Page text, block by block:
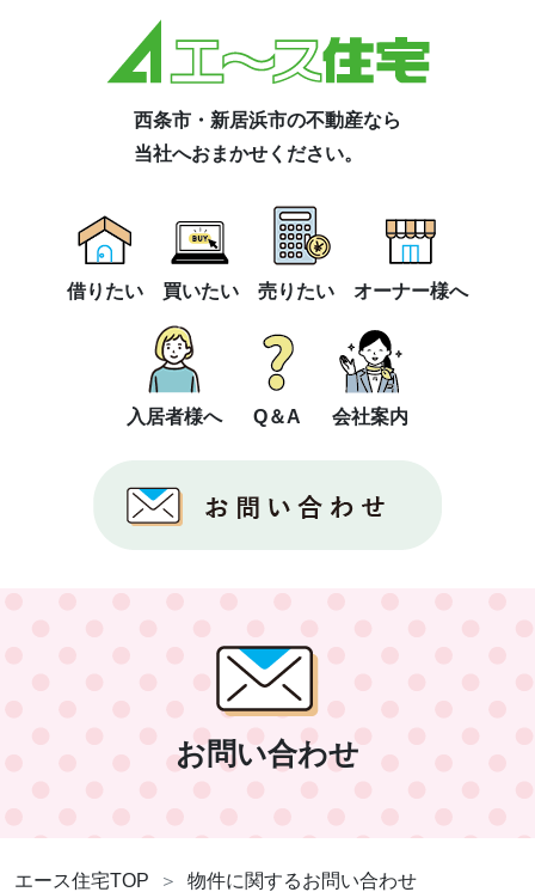
西条市・新居浜市の不動産なら
当社へおまかせください。
借りたい 買いたい 売りたい オーナー様へ
入居者様へ Q＆A 会社案内
お問い合わせ
エース住宅TOP 物件に関するお問い合わせ